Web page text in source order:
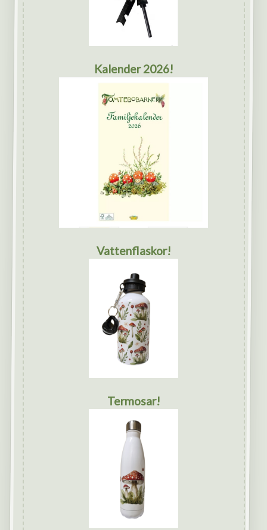
Kalender 2026!
Vattenflaskor!
Termosar!